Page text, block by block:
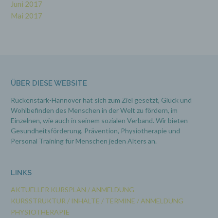
Juni 2017
Mai 2017
ÜBER DIESE WEBSITE
Rückenstark-Hannover hat sich zum Ziel gesetzt, Glück und
Wohlbefinden des Menschen in der Welt zu fördern, im
Einzelnen, wie auch in seinem sozialen Verband. Wir bieten
Gesundheitsförderung, Prävention, Physiotherapie und
Personal Training für Menschen jeden Alters an.
LINKS
AKTUELLER KURSPLAN / ANMELDUNG
KURSSTRUKTUR / INHALTE / TERMINE / ANMELDUNG
PHYSIOTHERAPIE
um Aspekte bezüglich Arbeitsleistung,
Vorlieben, Interessen, Zuverlässigkeit,
Verhalten, Aufenthaltsort oder Ortswechsel
dieser natürlichen Person zu analysieren oder
vorherzusagen.
welche die personenbezogenen Daten ohne
Hinzuziehung zusätzlicher Informationen nicht
mehr einer spezifischen betroffenen Person